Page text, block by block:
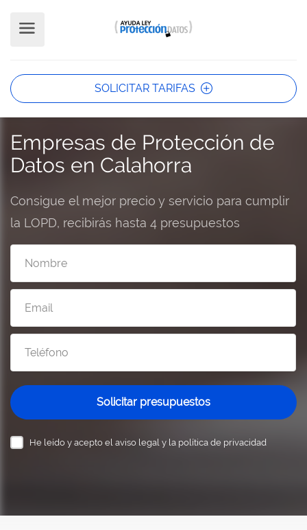
SOLICITAR TARIFAS
Empresas de Protección de
Datos en Calahorra
Consigue el mejor precio y servicio para cumplir
la LOPD, recibirás hasta 4 presupuestos
Solicitar presupuestos
He leído y acepto el aviso legal y la política de privacidad